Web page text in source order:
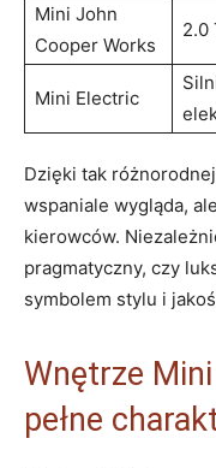
Mini John
Cooper Works
2.0
Mini Electric
Dzięki tak
wspaniale wygląda,
kierowców.
pragmatyczny, czy
symbolem stylu i
Wnętrze
pełne